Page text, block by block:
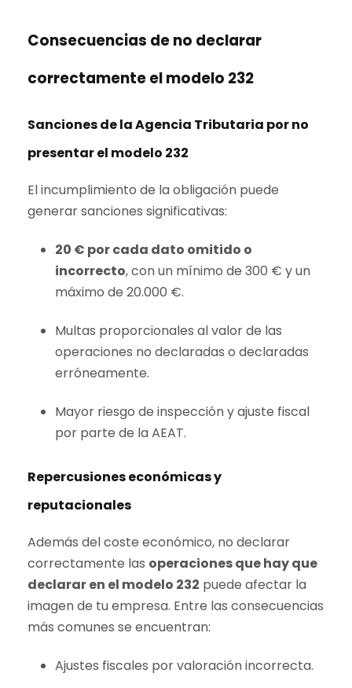
Consecuencias de no declarar
correctamente el modelo 232
Sanciones de la Agencia Tributaria por no
presentar el modelo 232
El incumplimiento de la obligación puede
generar sanciones significativas:
20 € por cada dato omitido o
incorrecto, con un mínimo de 300 € y un
máximo de 20.000 €.
Multas proporcionales al valor de las
operaciones no declaradas o declaradas
erróneamente.
Mayor riesgo de inspección y ajuste fiscal
por parte de la AEAT.
Repercusiones económicas y
reputacionales
Además del coste económico, no declarar
correctamente las operaciones que hay que
declarar en el modelo 232 puede afectar la
imagen de tu empresa. Entre las consecuencias
más comunes se encuentran:
Ajustes fiscales por valoración incorrecta.